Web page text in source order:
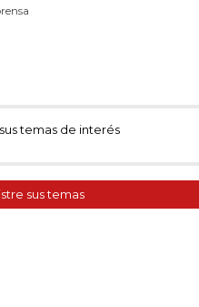
temas de interés
sus temas